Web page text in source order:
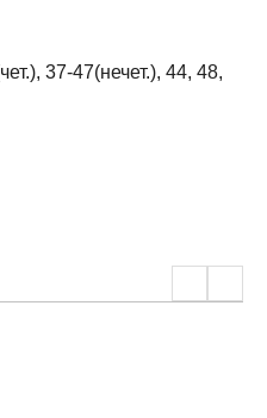
37-47(нечет.), 44, 48,